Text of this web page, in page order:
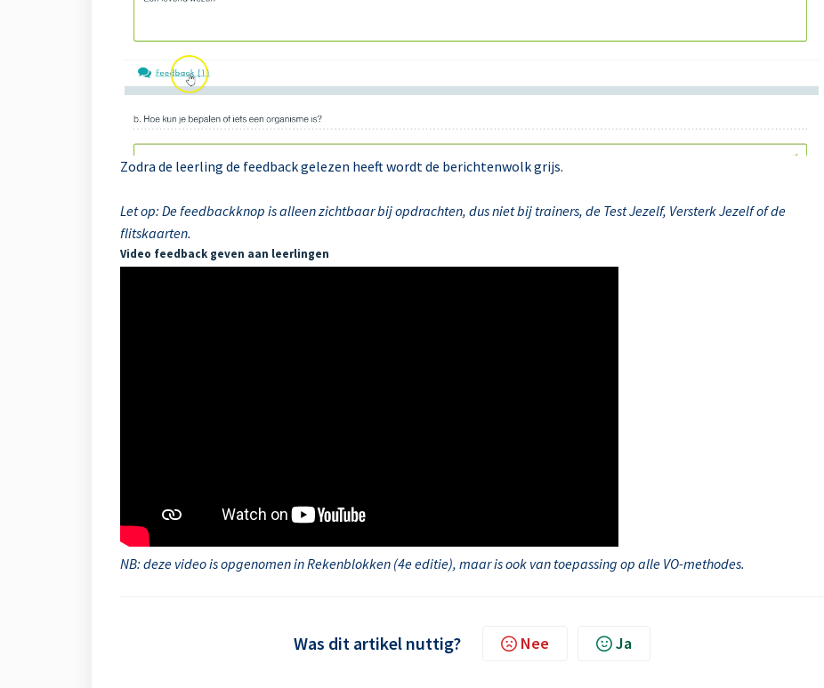
Zodra de leerling de feedback gelezen heeft wordt de berichtenwolk grijs.
Let op: De feedbackknop is alleen zichtbaar bij opdrachten, dus niet bij trainers, de Test Jezelf, Versterk Jezelf of de
flitskaarten.
Video feedback geven aan leerlingen
NB: deze video is opgenomen in Rekenblokken (4e editie), maar is ook van toepassing op alle VO-methodes.
Was dit artikel nuttig? Nee Ja